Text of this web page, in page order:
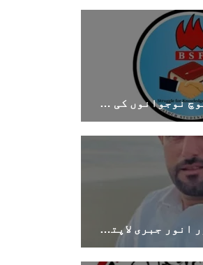
جون 7, 2023
کارکن سخی بخش بلوچ کو ماورائے
کرکے لاپتہ کرنا غیر انسانی اور
فرنٹ بلوچ اسٹوڈنٹس فرنٹ کے
اپنے جاری کردہ بیان میں کہا
بازار جاتے
بلوچستان
حالیہ دنوں بلوچ نوجوانوں کی غیر آئینی حراست اور جبری گمشدگیوں میں اضافہ تشویشناک ہے۔بی ایس ایف
بلیدہ سے منصور انور جبری لاپتہ، اہل خانہ نے بازیابی کا مطالبہ کر دیا